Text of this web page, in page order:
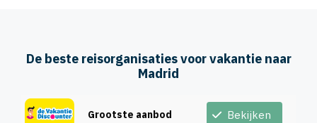
De beste reisorganisaties voor vakantie naar
Madrid
Grootste aanbod Bekijken